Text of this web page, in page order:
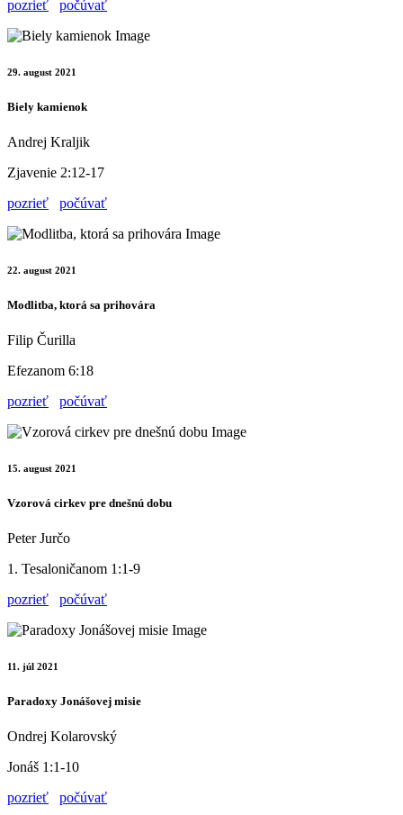
pozrieť
počúvať
29. august 2021
Biely kamienok
Andrej Kraljik
Zjavenie 2:12-17
pozrieť
počúvať
22. august 2021
Modlitba, ktorá sa prihovára
Filip Čurilla
Efezanom 6:18
pozrieť
počúvať
15. august 2021
Vzorová cirkev pre dnešnú dobu
Peter Jurčo
1. Tesaloničanom 1:1-9
pozrieť
počúvať
11. júl 2021
Paradoxy Jonášovej misie
Ondrej Kolarovský
Jonáš 1:1-10
pozrieť
počúvať